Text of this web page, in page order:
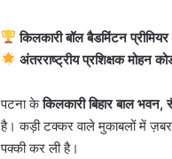
किलकारी बॉल बैडमिंटन
अंतरराष्ट्रीय प्रशिक्षक मोहन
पटना केकिलकारी बिहार बाल भवन,
है। कड़ी टक्कर वाले मुकाबलों में
पक्की कर ली है।